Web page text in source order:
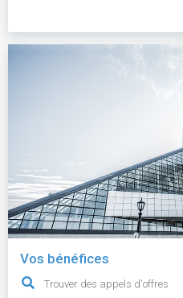
Vos bénéfices
Trouver des appels d'offres